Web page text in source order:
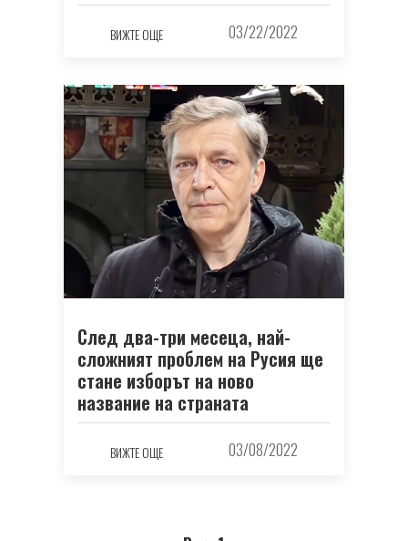
ВИЖТЕ ОЩЕ 03/22/2022
След два-три месеца, най-
сложният проблем на Русия ще
стане изборът на ново
название на страната
ВИЖТЕ ОЩЕ 03/08/2022